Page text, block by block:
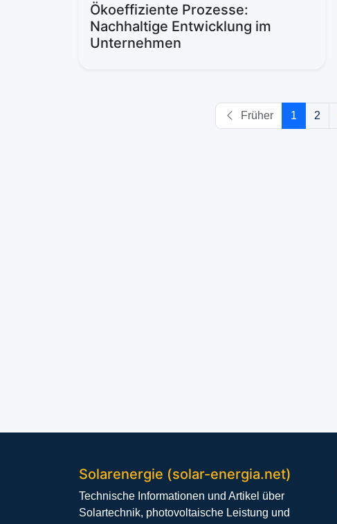
Ökoeffiziente Prozesse:
Nachhaltige Entwicklung im
Unternehmen
Früher 1 2
Solarenergie (solar-energia.net)
Technische Informationen und Artikel über
Solartechnik, photovoltaische Leistung und